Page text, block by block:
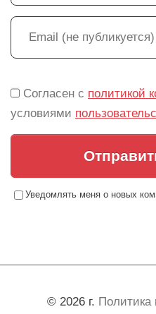
Согласен с политикой
условиями
Уведомлять меня о новых
© 2026 г. Политика